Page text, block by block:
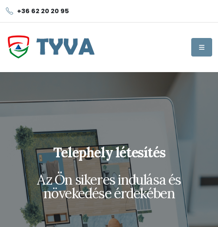
+36 62 20 20 95
Telephely létesítés
Az Ön sikeres indulása és
növekedése érdekében